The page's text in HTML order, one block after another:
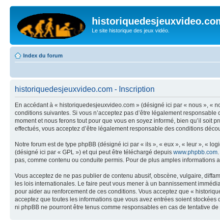
Le site historique des jeux vidéo.
Index du forum
historiquedesjeuxvideo.com - Inscription
En accédant à « historiquedesjeuxvideo.com » (désigné ici par « nous », «
conditions suivantes. Si vous n’acceptez pas d’être légalement
moment et nous ferons tout pour que vous en soyez informé, bien qu’il soit
effectués, vous acceptez d’être légalement responsable des conditions
Notre forum est de type phpBB (désigné ici par « ils », « eux », « leur », «
(désigné ici par « GPL ») et qui peut être téléchargé depuis www.phpbb.com
pas, comme contenu ou conduite permis. Pour de plus amples informations
Vous acceptez de ne pas publier de contenu abusif, obscène, vulgaire,
les lois internationales. Le faire peut vous mener à un bannissement
pour aider au renforcement de ces conditions. Vous acceptez que «
acceptez que toutes les informations que vous avez entrées soient
ni phpBB ne pourront être tenus comme responsables en cas de tentative